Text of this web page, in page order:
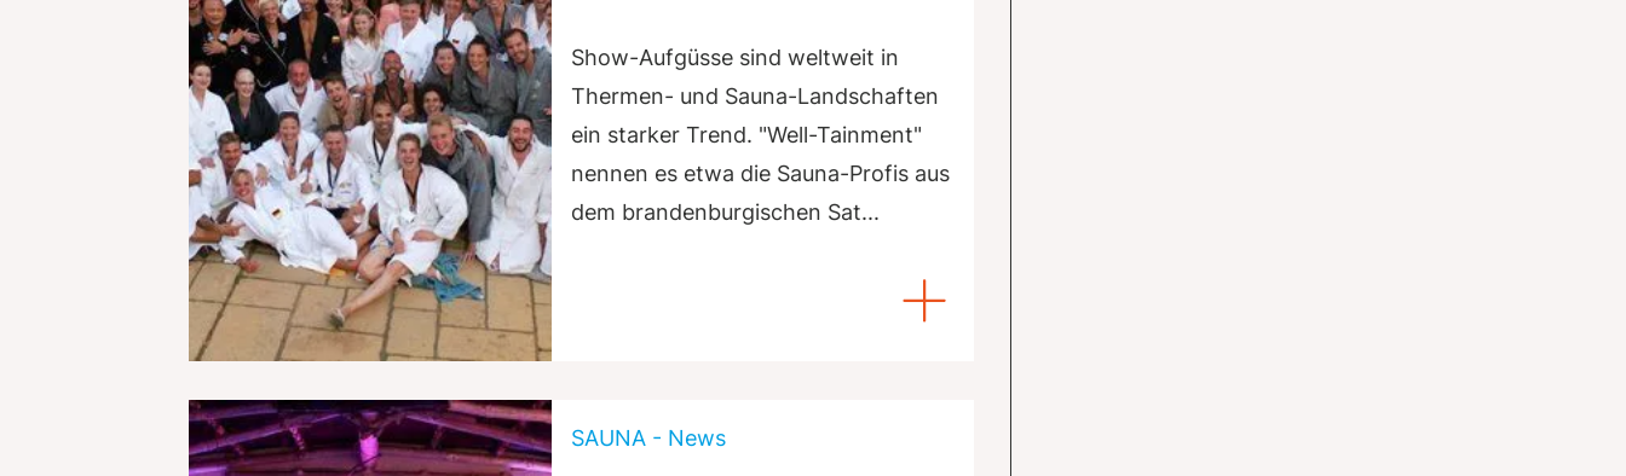
Show-Aufgüsse sind weltweit in
Thermen- und Sauna-Landschaften
ein starker Trend. "Well-Tainment"
nennen es etwa die Sauna-Profis aus
dem brandenburgischen Sat...
SAUNA - News